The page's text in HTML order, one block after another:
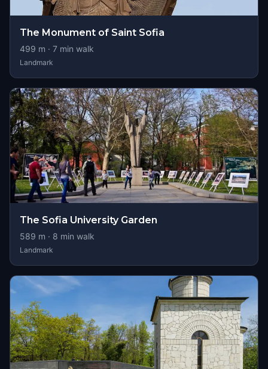
The Monument of Saint Sofia
499 m · 7 min walk
Landmark
The Sofia University Garden
589 m · 8 min walk
Landmark